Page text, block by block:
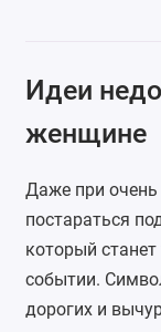
Идеи
женщине
Даже при
постараться
который
событии.
дорогих и